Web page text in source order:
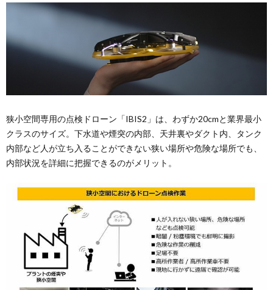
狭⼩空間専⽤の点検ドローン「IBIS2」は、わずか20cmと業界最⼩
クラスのサイズ。下水道や煙突の内部、天井裏やダクト内、タンク
内部など⼈が⽴ち⼊ることができない狭い場所や危険な場所でも、
内部状況を詳細に把握できるのがメリット。